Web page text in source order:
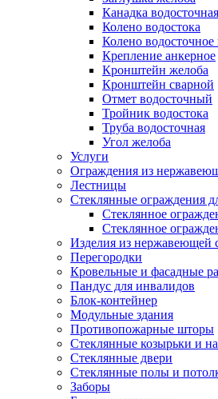
Канадка водосточная
Колено водостока
Колено
Крепление анкерное
Кронштейн желоба
Кронштейн сварной
Отмет водосточный
Тройник водостока
Труба водосточная
Угол желоба
Услуги
Ограждения из
Лестницы
Стеклянные ограждения
Стеклянное
Стеклянное
Изделия из нержавеющей
Перегородки
Кровельные и фасадные
Пандус для инвалидов
Блок-контейнер
Модульные здания
Противопожарные шторы
Стеклянные козырьки и
Стеклянные двери
Стеклянные полы и
Заборы